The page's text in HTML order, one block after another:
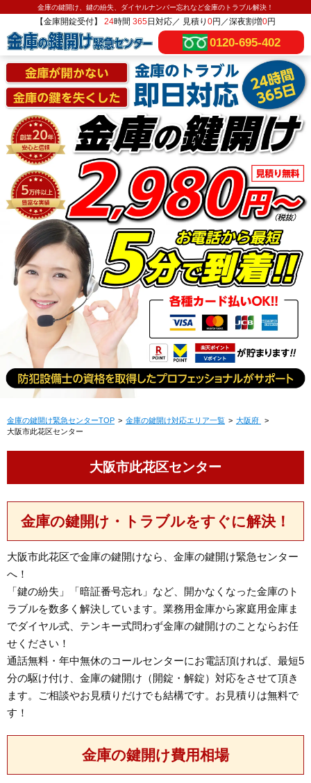
金庫の鍵開け、鍵の紛失、ダイヤルナンバー忘れなど金庫のトラブル解決！
【金庫開錠受付】 24時間 365日対応／ 見積り 0円／深夜割増0円
0120-695-402
金庫の鍵開け緊急センターTOP 金庫の鍵開け対応エリア一覧
大阪府
大阪市此花区センター
大阪市此花区センター
金庫の鍵開け・トラブルをすぐに解決！
大阪市此花区で金庫の鍵開けなら、金庫の鍵開け緊急センター
へ！
「鍵の紛失」「暗証番号忘れ」など、開かなくなった金庫のト
ラブルを数多く解決しています。業務用金庫から家庭用金庫ま
でダイヤル式、テンキー式問わず金庫の鍵開けのことならお任
せください！
通話無料・年中無休のコールセンターにお電話頂ければ、最短5
分の駆け付け、金庫の鍵開け（開錠・解錠）対応をさせて頂き
ます。ご相談やお見積りだけでも結構です。お見積りは無料で
す！
金庫の鍵開け費用相場